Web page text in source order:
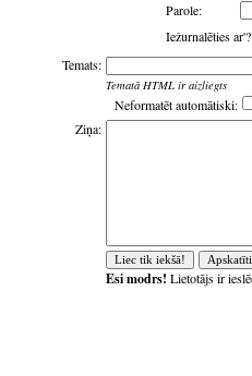
Parole:
Iežurnalēties
Temats:
Tematā HTML ir aizliegts
Neformatēt automātiski:
Ziņa:
Esi modrs! Lietotājs ir